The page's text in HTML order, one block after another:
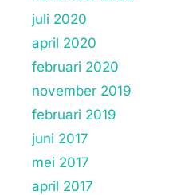
juli 2020
april 2020
februari 2020
november 2019
februari 2019
juni 2017
mei 2017
april 2017